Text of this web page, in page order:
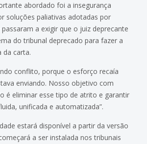
abordado foi a insegurança
soluções paliativas adotadas por
passaram a exigir que o juiz deprecante
do tribunal deprecado para fazer a
da carta.
conflito, porque o esforço recaía
enviando. Nosso objetivo com
é eliminar esse tipo de atrito e garantir
unificada e automatizada”.
estará disponível a partir da versão
a ser instalada nos tribunais